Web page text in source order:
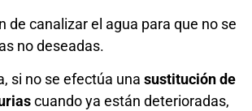
de canalizar el agua para que no se
no deseadas.
si no se efectúa una sustitución de
cuando ya están deterioradas,